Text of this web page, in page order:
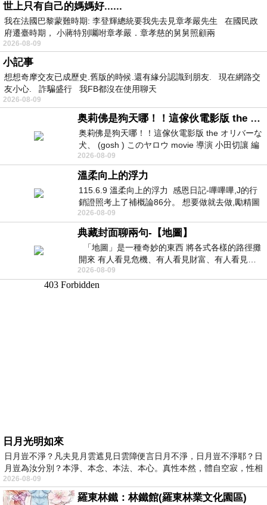
世上只有自己的媽媽好......
我在法國巴黎蒙難時期: 李登輝總統要我先去見章孝嚴先生 在國民政
府遷臺時期， 小蔣特別囑咐章孝嚴．章孝慈的舅舅照顧兩
2026-08-09
小記事
想想奇摩交友已成歷史.舊版的時候.還有緣分認識到朋友. 現在網路交
友小心. 詐騙盛行 我FB都沒在使用聊天
2026-08-09
奥莉佛是狗天哪！！這傢伙電影版 the オリバーな犬、 (gosh ) このヤロウ movie
奥莉佛是狗天哪！！這傢伙電影版 the オリバーな
犬、 (gosh ) このヤロウ movie 導演 小田切讓 編
劇: 小田切讓 主演: 小田切讓
2026-08-09
溫柔向上的浮力
115.6.9 溫柔向上的浮力 感恩日記-嗶嗶嗶,J的行
銷證照考上了補概論86分。 想要做就去做,勵精圖
治大成功,也是表法,堅持和努力
2026-08-09
典藏封面聊兩句-【地圖】
「地圖」是一種奇妙的東西 將各式各樣的路徑攤
開來 有人看見危機、有人看見財富、有人看見…
從中可以發掘出不同的
2026-08-09
日月光明如來
日月豈不淨？凡夫見月雲遮見日雲障便言日月不淨，日月豈不淨耶？日
月豈為汝分別？本淨、本念、本法、本心。真性本然，體自空寂，性相
2026-08-09
羅東林鐵：林鐵館(羅東林業文化園區)